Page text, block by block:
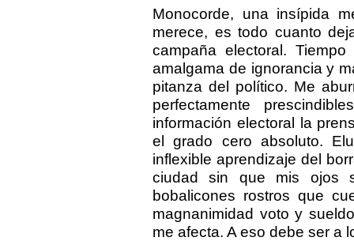
Monocorde, una insípida
merece, es todo cuanto
campaña electoral.
amalgama de ignorancia y
pitanza del político. Me
perfectamente
información electoral la
el grado cero absoluto.
inflexible aprendizaje del
ciudad sin que mis ojos
bobalicones rostros que
magnanimidad voto y
me afecta. A eso debe ser a